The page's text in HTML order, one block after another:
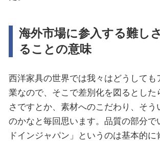
海外市場に参入する難し
ることの意味
西洋家具の世界では我々はどうしても
業なので、そこで差別化を図るとした
さですとか、素材へのこだわり、そう
のかなと毎回思います。品質の部分で
ドインジャパン」というのは基本的に